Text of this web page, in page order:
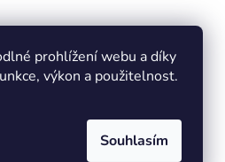
prohlížení webu a díky
výkon a použitelnost.
Souhlasím